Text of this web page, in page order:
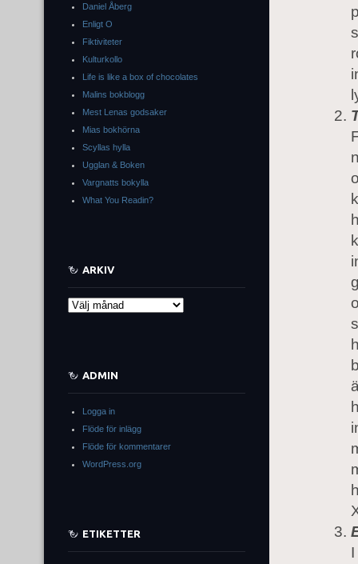
Daniel Åberg
Enligt O
Fiktiviteter
Kulturkollo
Life is like a box of chocolates
Malins bokblogg
Mest Lenas godsaker
Mias bokhörna
Scyllas hylla
Ugglan & Boken
Vargnatts bokylla
What You Readin?
ARKIV
Arkiv
ADMIN
Logga in
Flöde för inlägg
Flöde för kommentarer
WordPress.org
ETIKETTER